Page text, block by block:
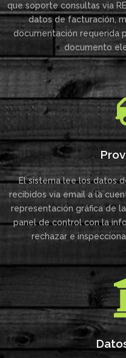
que soporte consultas via
datos de facturación,
documentación requerida
documento
El sistema lee los datos
recibidos via email a la
representación gráfica de
panel de control con la
rechazar e